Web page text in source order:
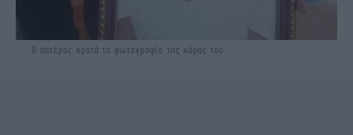
Ο πατέρας κρατά τη φωτογραφία της κόρης του